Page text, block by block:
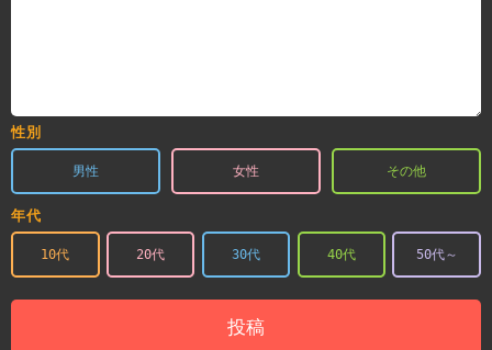
性別
男性 女性 その他
年代
10代 20代 30代 40代 50代～
投稿